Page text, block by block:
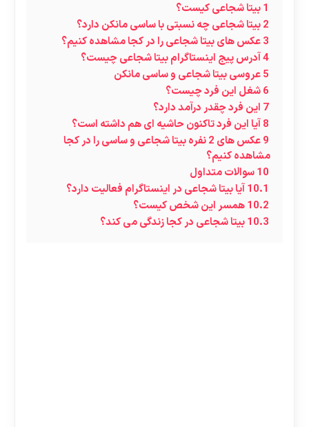
1بیتا شجاعی کیست؟
2بیتا شجاعی چه نسبتی با ساسی مانکن دارد؟
3عکس های بیتا شجاعی را در کجا مشاهده کنیم؟
4آدرس پیج اینستاگرام بیتا شجاعی چیست؟
5عروسی بیتا شجاعی و ساسی مانکن
6شغل این فرد چیست؟
7 این فرد چقدر درآمد دارد؟
8آیا این فرد تاکنون حاشیه ای هم داشته است؟
9
عکس های 2 نفره بیتا شجاعی و ساسی را در کجا
مشاهده کنیم؟
10سوالات متداول
10.1آیا بیتا شجاعی در اینستاگرام فعالیت دارد؟
10.2همسر این شخص کیست؟
10.3بیتا شجاعی در کجا زندگی می کند؟